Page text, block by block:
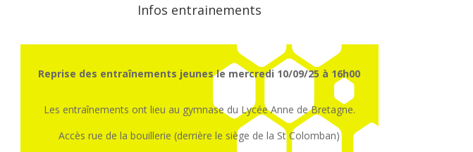
Infos entrainements
Reprise des entraînements jeunes le mercredi 10/09/25 à 16h00
Les entraînements ont lieu au gymnase du Lycée Anne de Bretagne.
Accès rue de la bouillerie (derrière le siège de la St Colomban)